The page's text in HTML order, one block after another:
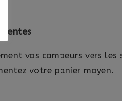
ventes
vos campeurs vers les
votre panier moyen.